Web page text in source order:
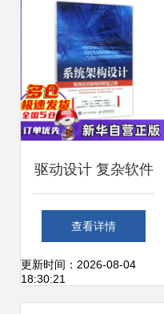
驱动设计 复杂软件
项目开发与Crystal
Domain架构在企业
查看详情
更新时间：2026-08-04
18:30:21